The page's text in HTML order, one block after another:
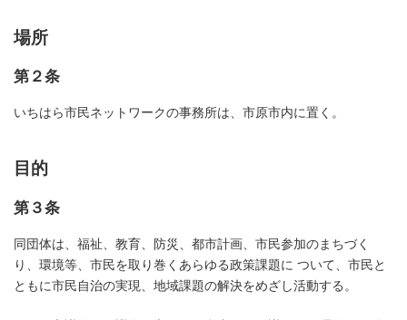
場所
第２条
いちはら市民ネットワークの事務所は、市原市内に置く。
目的
第３条
同団体は、福祉、教育、防災、都市計画、市民参加のまちづく
り、環境等、市民を取り巻くあらゆる政策課題に ついて、市民と
ともに市民自治の実現、地域課題の解決をめざし活動する。